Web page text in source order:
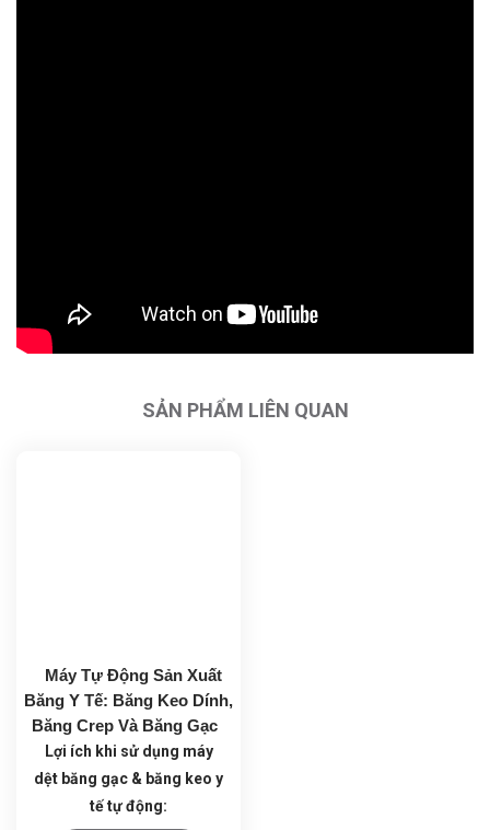
SẢN PHẨM LIÊN QUAN
Máy Tự Động Sản Xuất
Băng Y Tế: Băng Keo Dính,
Băng Crep Và Băng Gạc
Lợi ích khi sử dụng máy
dệt băng gạc & băng keo y
tế tự động: